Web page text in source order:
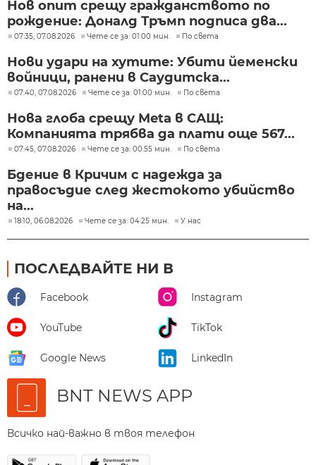
Нов опит срещу гражданството по
рождение: Доналд Тръмп подписа два...
07:35, 07.08.2026 Чете се за: 01:00 мин. По света
Нови удари на хутите: Убити йеменски
войници, ранени в Саудитска...
07:40, 07.08.2026 Чете се за: 01:00 мин. По света
Нова глоба срещу Meta в САЩ:
Компанията трябва да плати още 567...
07:45, 07.08.2026 Чете се за: 00:55 мин. По света
Бдение в Кричим с надежда за
правосъдие след жестокото убийство
на...
18:10, 06.08.2026 Чете се за: 04:25 мин. У нас
ПОСЛЕДВАЙТЕ НИ В
Facebook Instagram
YouTube TikTok
Google News LinkedIn
BNT NEWS APP
Всичко най-важно в твоя телефон